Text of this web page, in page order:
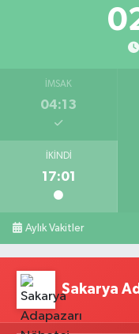
İMSAK
04:13
İKINDI
17:01
Aylık Vakitler
Sakarya